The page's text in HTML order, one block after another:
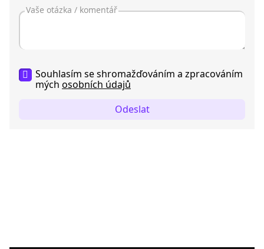
Souhlasím se shromažďováním a zpracováním
mých osobních údajů
Odeslat